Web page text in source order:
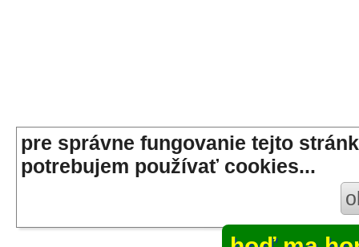
pre správne fungovanie tejto
potrebujem používať cookies...